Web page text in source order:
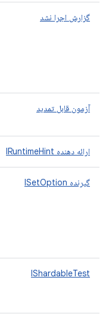
گزارش اجرا نشد
آزمون قابل تمدید
ارائه دهنده IRuntimeHint
گیرنده ISetOption
IShardableTest